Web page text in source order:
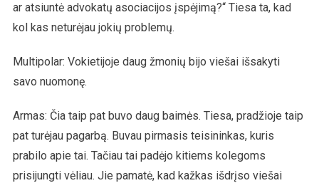
ar atsiuntė advokatų asociacijos įspėjimą?“ Tiesa ta, kad
kol kas neturėjau jokių problemų.
Multipolar: Vokietijoje daug žmonių bijo viešai išsakyti
savo nuomonę.
Armas: Čia taip pat buvo daug baimės. Tiesa, pradžioje taip
pat turėjau pagarbą. Buvau pirmasis teisininkas, kuris
prabilo apie tai. Tačiau tai padėjo kitiems kolegoms
prisijungti vėliau. Jie pamatė, kad kažkas išdrįso viešai